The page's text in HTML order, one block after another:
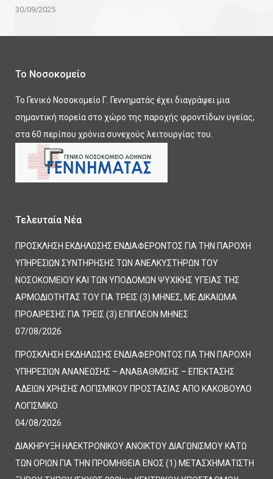
30/09/2025
Το Νοσοκομείο
Το Γενικό Νοσοκομείο Γ. Γεννηματάς έχει διαγράψει μια
σημαντική πορεία στο χώρο της παροχής φροντίδων υγείας,
στα 60 περίπου χρόνια συνεχούς λειτουργίας του.
Τελευταία Νέα
ΠΡΟΣΚΛΗΣΗ ΕΚΔΗΛΩΣΗΣ ΕΝΔΙΑΦΕΡΟΝΤΟΣ ΓΙΑ ΤΗΝ ΠΑΡΟΧΗ
ΥΠΗΡΕΣΙΩΝ ΣΥΝΤΗΡΗΣΗΣ ΤΩΝ ΑΝΕΛΚΥΣΤΗΡΩΝ ΤΟΥ
ΝΟΣΟΚΟΜΕΙΟΥ ΚΑΙ ΤΩΝ ΥΠΟΔΟΜΩΝ ΨΥΧΙΚΗΣ ΥΓΕΙΑΣ ΤΗΣ
ΑΡΜΟΔΙΟΤΗΤΑΣ ΤΟΥ ΓΙΑ ΤΡΕΙΣ (3) ΜΗΝΕΣ, ΜΕ ΔΙΚΑΙΩΜΑ
ΠΡΟΑΙΡΕΣΗΣ ΓΙΑ ΤΡΕΙΣ (3) ΕΠΙΠΛΕΟΝ ΜΗΝΕΣ
07/08/2026
ΠΡΟΣΚΛΗΣΗ ΕΚΔΗΛΩΣΗΣ ΕΝΔΙΑΦΕΡΟΝΤΟΣ ΓΙΑ ΤΗΝ ΠΑΡΟΧΗ
ΥΠΗΡΕΣΙΩΝ ΑΝΑΝΕΩΣΗΣ – ΑΝΑΒΑΘΜΙΣΗΣ – ΕΠΕΚΤΑΣΗΣ
ΑΔΕΙΩΝ ΧΡΗΣΗΣ ΛΟΓΙΣΜΙΚΟΥ ΠΡΟΣΤΑΣΙΑΣ ΑΠΟ ΚΑΚΟΒΟΥΛΟ
ΛΟΓΙΣΜΙΚΟ
04/08/2026
ΔΙΑΚΗΡΥΞΗ ΗΛΕΚΤΡΟΝΙΚΟΥ ΑΝΟΙΚΤΟΥ ΔΙΑΓΩΝΙΣΜΟΥ ΚΑΤΩ
ΤΩΝ ΟΡΙΩΝ ΓΙΑ ΤΗΝ ΠΡΟΜΗΘΕΙΑ ΕΝΟΣ (1) ΜΕΤΑΣΧΗΜΑΤΙΣΤΗ